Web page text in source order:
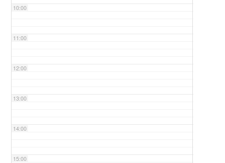
10:00
11:00
12:00
13:00
14:00
15:00